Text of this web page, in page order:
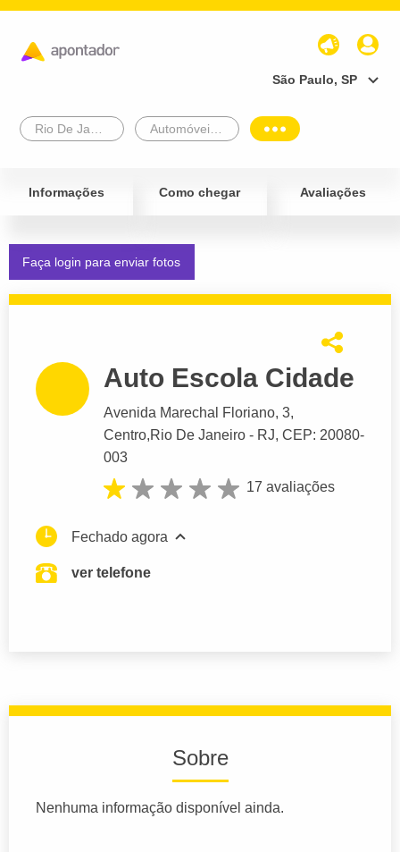
São Paulo, SP
Informações Como chegar Avaliações
Faça login para enviar fotos
Auto Escola Cidade
Avenida Marechal Floriano, 3,
Centro,Rio De Janeiro - RJ, CEP: 20080-
003
17 avaliações
Fechado agora
ver telefone
Sobre
Nenhuma informação disponível ainda.